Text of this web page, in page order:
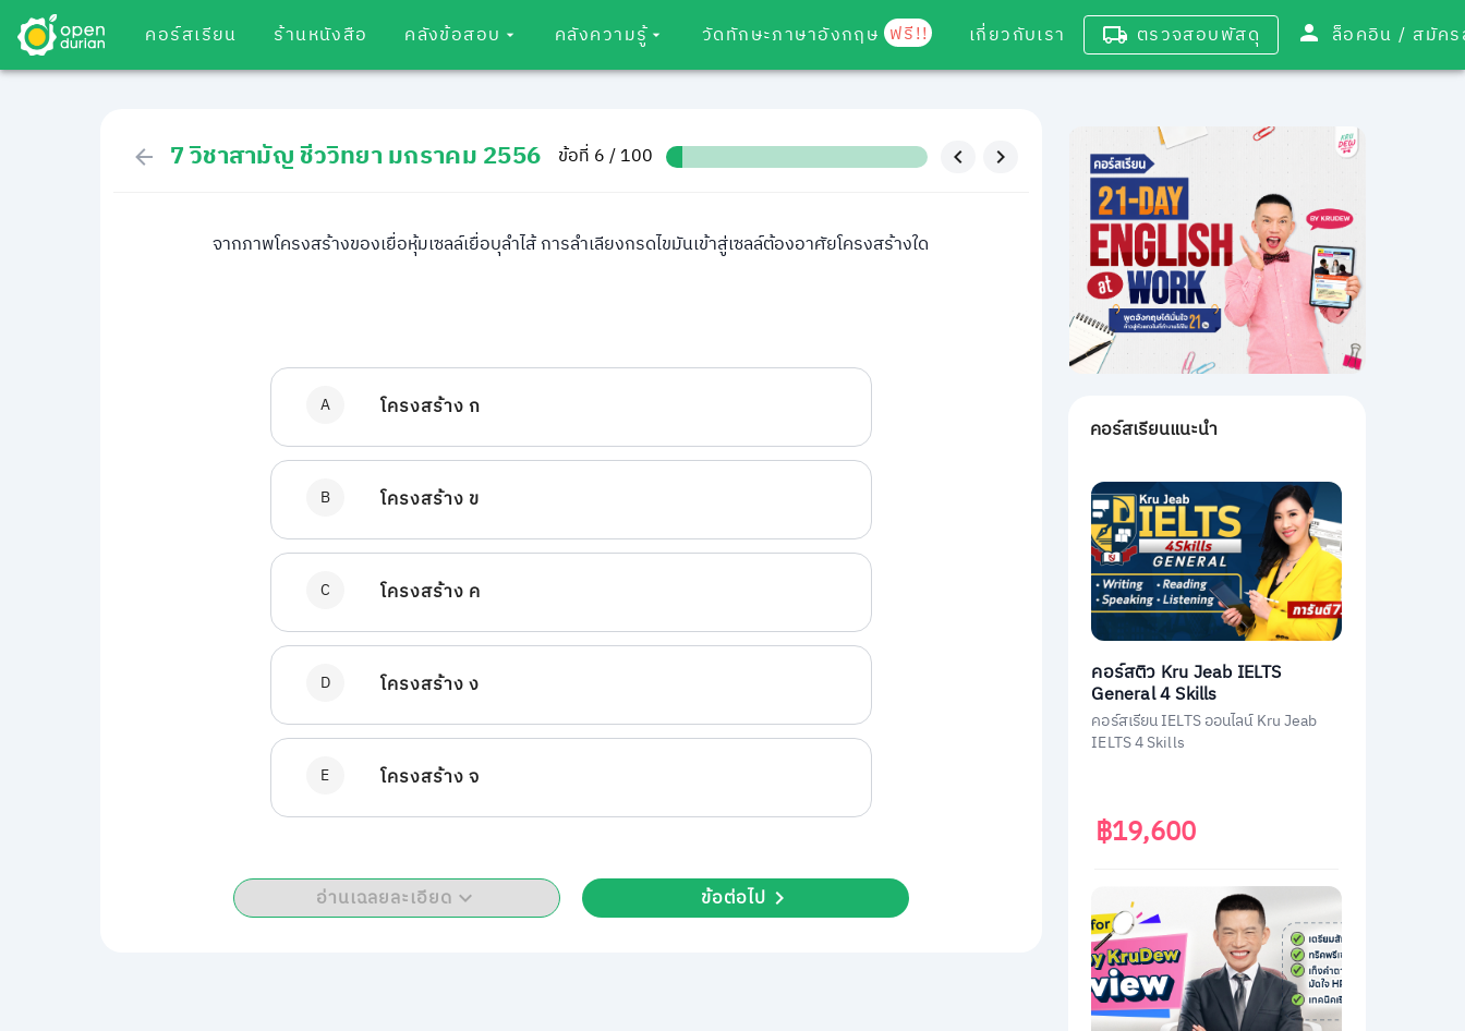
คอร์สเรียน ร้านหนังสือ คลังข้อสอบ คลังความรู้ วัดทักษะภาษาอังกฤษ ฟรี!! เกี่ยวกับเรา ตรวจสอบพัสดุ ล็อคอิน /
7 วิชาสามัญ ชีววิทยา มกราคม 2556 ข้อที่ 6 / 100
จากภาพโครงสร้างของเยื่อหุ้มเซลล์เยื่อบุลำไส้ การลำเลียงกรดไขมันเข้าสู่เซลล์ต้องอาศัยโครงสร้างใด
A โครงสร้าง ก
B โครงสร้าง ข
C โครงสร้าง ค
D โครงสร้าง ง
E โครงสร้าง จ
อ่านเฉลยละเอียด ข้อต่อไป
คอร์สเรียนแนะนำ
คอร์สติว Kru Jeab IELTS
General 4 Skills
คอร์สเรียน IELTS ออนไลน์ Kru Jeab
IELTS 4 Skills
฿19,600